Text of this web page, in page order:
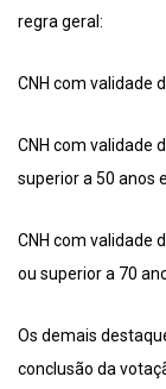
regra geral:
CNH com validade
CNH com validade
superior a 50 anos
CNH com validade
ou superior a 70
Os demais
conclusão da